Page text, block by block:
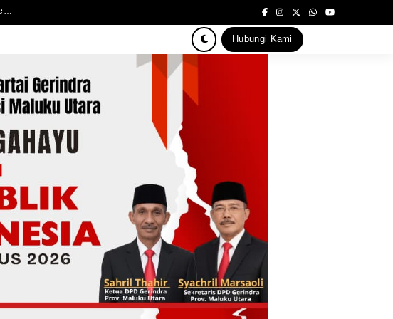
Hubungi Kami